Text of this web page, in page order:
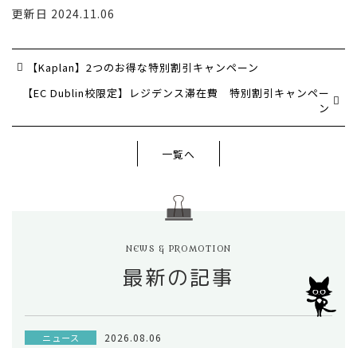
更新日 2024.11.06
【Kaplan】2つのお得な特別割引キャンペーン
一覧へ
【EC Dublin校限定】レジデンス滞在費 特別割引キャンペー
ン
NEWS & PROMOTION
最新の記事
ニュース 2026.08.06